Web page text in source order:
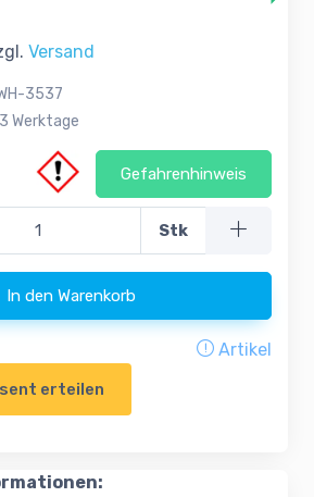
Versand
3537
Werktage
Gefahrenhinweis
Stk
In den Warenkorb
Artikel
erteilen